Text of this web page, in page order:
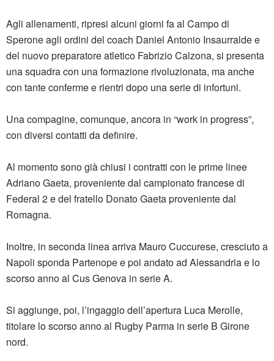
Agli allenamenti, ripresi alcuni giorni fa al Campo di
Sperone agli ordini del coach Daniel Antonio Insaurralde e
del nuovo preparatore atletico Fabrizio Calzona, si presenta
una squadra con una formazione rivoluzionata, ma anche
con tante conferme e rientri dopo una serie di infortuni.
Una compagine, comunque, ancora in “work in progress”,
con diversi contatti da definire.
Al momento sono già chiusi i contratti con le prime linee
Adriano Gaeta, proveniente dal campionato francese di
Federal 2 e del fratello Donato Gaeta proveniente dal
Romagna.
Inoltre, in seconda linea arriva Mauro Cuccurese, cresciuto a
Napoli sponda Partenope e poi andato ad Alessandria e lo
scorso anno al Cus Genova in serie A.
Si aggiunge, poi, l’ingaggio dell’apertura Luca Merolle,
titolare lo scorso anno al Rugby Parma in serie B Girone
nord.